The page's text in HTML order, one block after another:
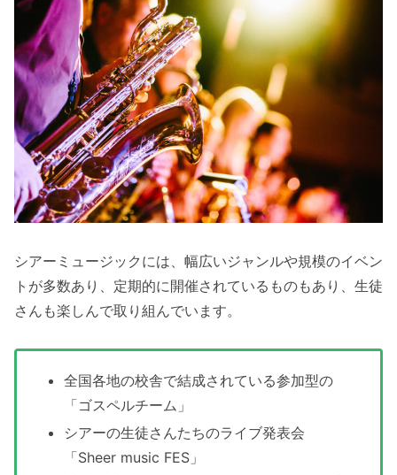
シアーミュージックには、幅広いジャンルや規模のイベン
トが多数あり、定期的に開催されているものもあり、生徒
さんも楽しんで取り組んでいます。
全国各地の校舎で結成されている参加型の
「ゴスペルチーム」
シアーの生徒さんたちのライブ発表会
「Sheer music FES」